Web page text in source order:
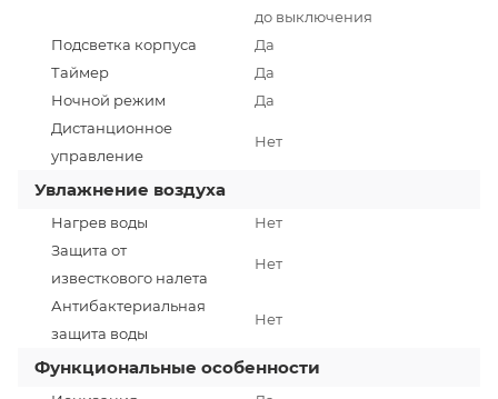
до выключения
Подсветка корпуса
Да
Таймер
Да
Ночной режим
Да
Дистанционное
управление
Нет
Увлажнение воздуха
Нагрев воды
Нет
Защита от
известкового налета
Нет
Антибактериальная
защита воды
Нет
Функциональные особенности